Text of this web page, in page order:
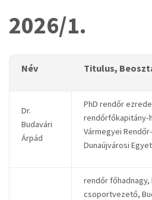
2026/1.
Név Titulus,
Dr.
Budavári
Árpád
PhD rendőr
rendőrfőkapitány-
Vármegyei
Dunaújvárosi
rendőr
csoportvezető,